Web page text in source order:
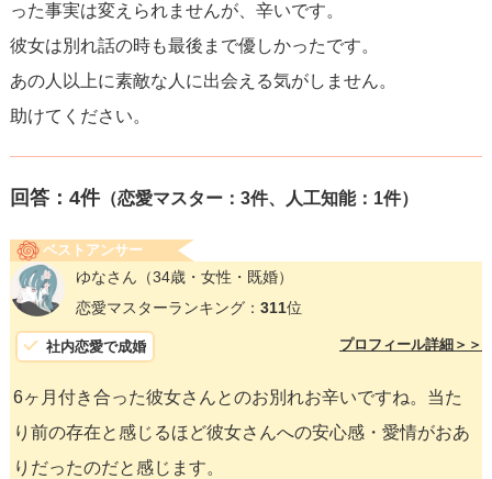
った事実は変えられませんが、辛いです。
彼女は別れ話の時も最後まで優しかったです。
あの人以上に素敵な人に出会える気がしません。
助けてください。
回答： 4件（恋愛マスター：3件、人工知能：1件）
ベストアンサー
ゆなさん （34歳・女性・既婚）
恋愛マスターランキング： 311位
社内恋愛で成婚 プロフィール詳細＞＞
6ヶ月付き合った彼女さんとのお別れお辛いですね。当た
り前の存在と感じるほど彼女さんへの安心感・愛情がおあ
りだったのだと感じます。